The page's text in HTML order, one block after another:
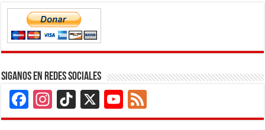
Siganos en Redes Sociales
Facebook
Instagram
TikTok
X
YouTube
Channel